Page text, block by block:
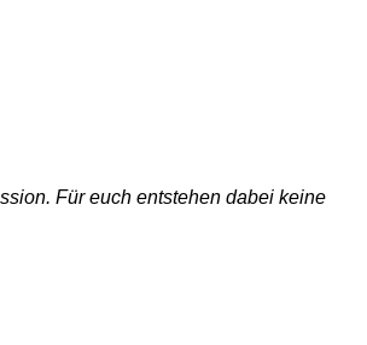
Für euch entstehen dabei keine